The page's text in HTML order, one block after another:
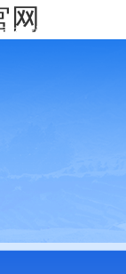
网
政府门户网站